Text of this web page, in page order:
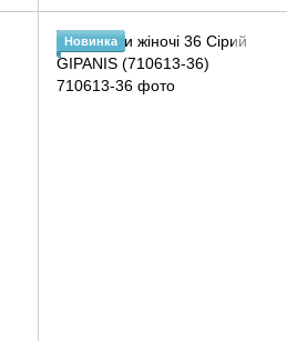
Новинка